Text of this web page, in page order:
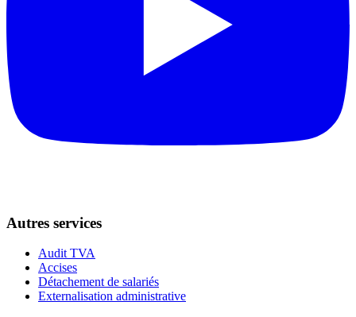
Autres services
Audit TVA
Accises
Détachement de salariés
Externalisation administrative